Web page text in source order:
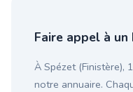
Faire appel à
À Spézet (Finistère),
notre annuaire.